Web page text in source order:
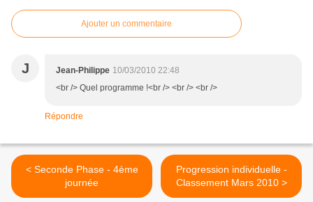
Ajouter un commentaire
J Jean-Philippe 10/03/2010 22:48
<br /> Quel programme !<br /> <br /> <br />
Répondre
< Seconde Phase - 4ème
journée
Progression individuelle -
Classement Mars 2010 >